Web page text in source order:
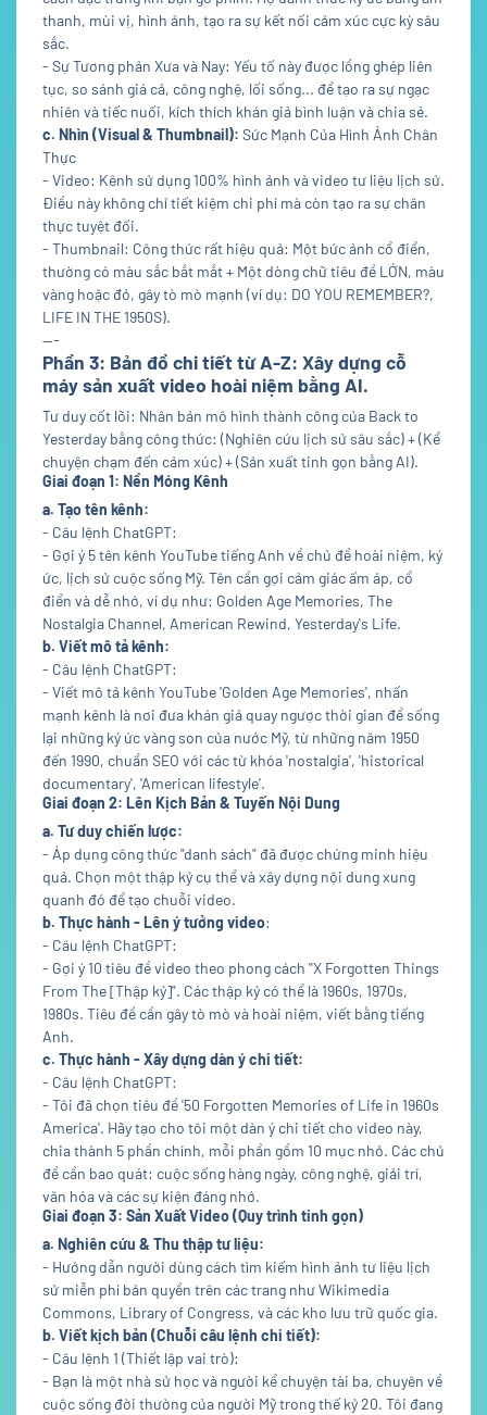
thanh, mùi vị, hình ảnh, tạo ra sự kết nối cảm xúc cực kỳ sâu
sắc.
- Sự Tương phản Xưa và Nay: Yếu tố này được lồng ghép liên
tục, so sánh giá cả, công nghệ, lối sống... để tạo ra sự ngạc
nhiên và tiếc nuối, kích thích khán giả bình luận và chia sẻ.
c. Nhìn (Visual & Thumbnail): Sức Mạnh Của Hình Ảnh Chân
Thực
- Video: Kênh sử dụng 100% hình ảnh và video tư liệu lịch sử.
Điều này không chỉ tiết kiệm chi phí mà còn tạo ra sự chân
thực tuyệt đối.
- Thumbnail: Công thức rất hiệu quả: Một bức ảnh cổ điển,
thường có màu sắc bắt mắt + Một dòng chữ tiêu đề LỚN, màu
vàng hoặc đỏ, gây tò mò mạnh (ví dụ: DO YOU REMEMBER?,
LIFE IN THE 1950S).
---
Phần 3: Bản đồ chi tiết từ A-Z: Xây dựng cỗ
máy sản xuất video hoài niệm bằng AI.
Tư duy cốt lõi: Nhân bản mô hình thành công của Back to
Yesterday bằng công thức: (Nghiên cứu lịch sử sâu sắc) + (Kể
chuyện chạm đến cảm xúc) + (Sản xuất tinh gọn bằng AI).
Giai đoạn 1: Nền Móng Kênh
a. Tạo tên kênh:
- Câu lệnh ChatGPT:
- Gợi ý 5 tên kênh YouTube tiếng Anh về chủ đề hoài niệm, ký
ức, lịch sử cuộc sống Mỹ. Tên cần gợi cảm giác ấm áp, cổ
điển và dễ nhớ, ví dụ như: Golden Age Memories, The
Nostalgia Channel, American Rewind, Yesterday's Life.
b. Viết mô tả kênh:
- Câu lệnh ChatGPT:
- Viết mô tả kênh YouTube 'Golden Age Memories', nhấn
mạnh kênh là nơi đưa khán giả quay ngược thời gian để sống
lại những ký ức vàng son của nước Mỹ, từ những năm 1950
đến 1990, chuẩn SEO với các từ khóa 'nostalgia', 'historical
documentary', 'American lifestyle'.
Giai đoạn 2: Lên Kịch Bản & Tuyến Nội Dung
a. Tư duy chiến lược:
- Áp dụng công thức "danh sách" đã được chứng minh hiệu
quả. Chọn một thập kỷ cụ thể và xây dựng nội dung xung
quanh đó để tạo chuỗi video.
b. Thực hành - Lên ý tưởng video:
- Câu lệnh ChatGPT:
- Gợi ý 10 tiêu đề video theo phong cách "X Forgotten Things
From The [Thập kỷ]". Các thập kỷ có thể là 1960s, 1970s,
1980s. Tiêu đề cần gây tò mò và hoài niệm, viết bằng tiếng
Anh.
c. Thực hành - Xây dựng dàn ý chi tiết:
- Câu lệnh ChatGPT:
- Tôi đã chọn tiêu đề '50 Forgotten Memories of Life in 1960s
America'. Hãy tạo cho tôi một dàn ý chi tiết cho video này,
chia thành 5 phần chính, mỗi phần gồm 10 mục nhỏ. Các chủ
đề cần bao quát: cuộc sống hàng ngày, công nghệ, giải trí,
văn hóa và các sự kiện đáng nhớ.
Giai đoạn 3: Sản Xuất Video (Quy trình tinh gọn)
a. Nghiên cứu & Thu thập tư liệu:
- Hướng dẫn người dùng cách tìm kiếm hình ảnh tư liệu lịch
sử miễn phí bản quyền trên các trang như Wikimedia
Commons, Library of Congress, và các kho lưu trữ quốc gia.
b. Viết kịch bản (Chuỗi câu lệnh chi tiết):
- Câu lệnh 1 (Thiết lập vai trò):
- Bạn là một nhà sử học và người kể chuyện tài ba, chuyên về
cuộc sống đời thường của người Mỹ trong thế kỷ 20. Tôi đang